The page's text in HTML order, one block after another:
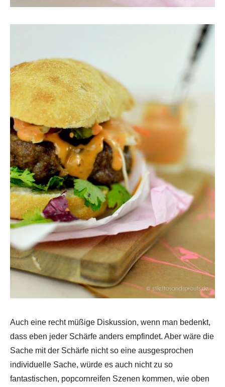
Auch eine recht müßige Diskussion, wenn man bedenkt,
dass eben jeder Schärfe anders empfindet. Aber wäre die
Sache mit der Schärfe nicht so eine ausgesprochen
individuelle Sache, würde es auch nicht zu so
fantastischen, popcornreifen Szenen kommen, wie oben